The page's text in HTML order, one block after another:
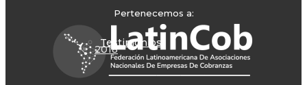
Testimonios
2018
Pertenecemos a: